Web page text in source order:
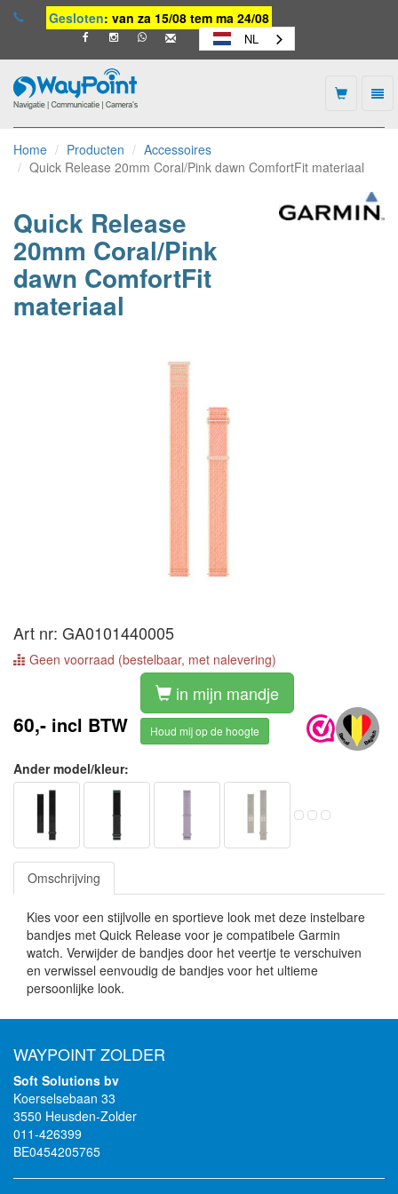
Gesloten: van za 15/08 tem ma 24/08
NL
-
naar
homepage
Home Producten
Accessoires
Quick Release 20mm Coral/Pink dawn ComfortFit materiaal
Quick Release
20mm Coral/Pink
dawn ComfortFit
materiaal
Art nr: GA0101440005
Geen voorraad (bestelbaar, met nalevering)
60,- incl BTW
in mijn mandje
Houd mij op de hoogte
Ander model/kleur:
Omschrijving
Kies voor een stijlvolle en sportieve look met deze instelbare
bandjes met Quick Release voor je compatibele Garmin
watch. Verwijder de bandjes door het veertje te verschuiven
en verwissel eenvoudig de bandjes voor het ultieme
persoonlijke look.
WAYPOINT ZOLDER
Soft Solutions bv
Koerselsebaan 33
3550 Heusden-Zolder
011-426399
BE0454205765